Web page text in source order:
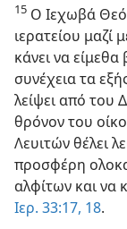
15 Ο Ιεχωβά
ιερατείου μαζί
κάνει να είμεθα
συνέχεια τα
λείψει από του
θρόνον του
Λευιτών θέλει
προσφέρη
αλφίτων και να
Ιερ. 33:17, 18.